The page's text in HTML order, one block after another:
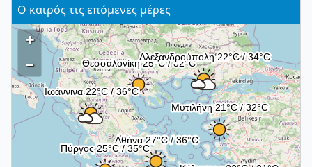
Ο καιρός τις επόμενες μέρες
+
–